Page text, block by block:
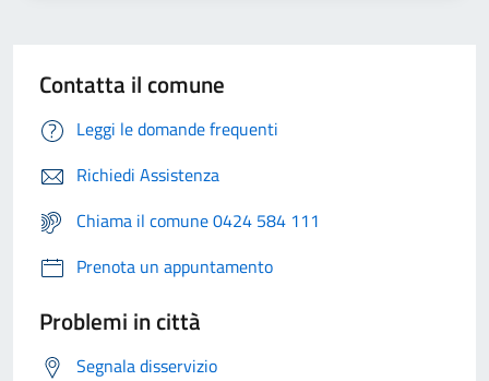
Contatta il comune
Leggi le domande frequenti
Richiedi Assistenza
Chiama il comune 0424 584 111
Prenota un appuntamento
Problemi in città
Segnala disservizio